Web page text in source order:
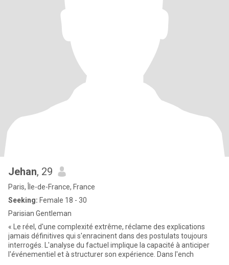
Jehan, 29
Paris, Île-de-France, France
Seeking: Female 18 - 30
Parisian Gentleman
« Le réel, d'une complexité extrême, réclame des explications
jamais définitives qui s'enracinent dans des postulats toujours
interrogés. L'analyse du factuel implique la capacité à anticiper
l'événementiel et à structurer son expérience. Dans l'ench